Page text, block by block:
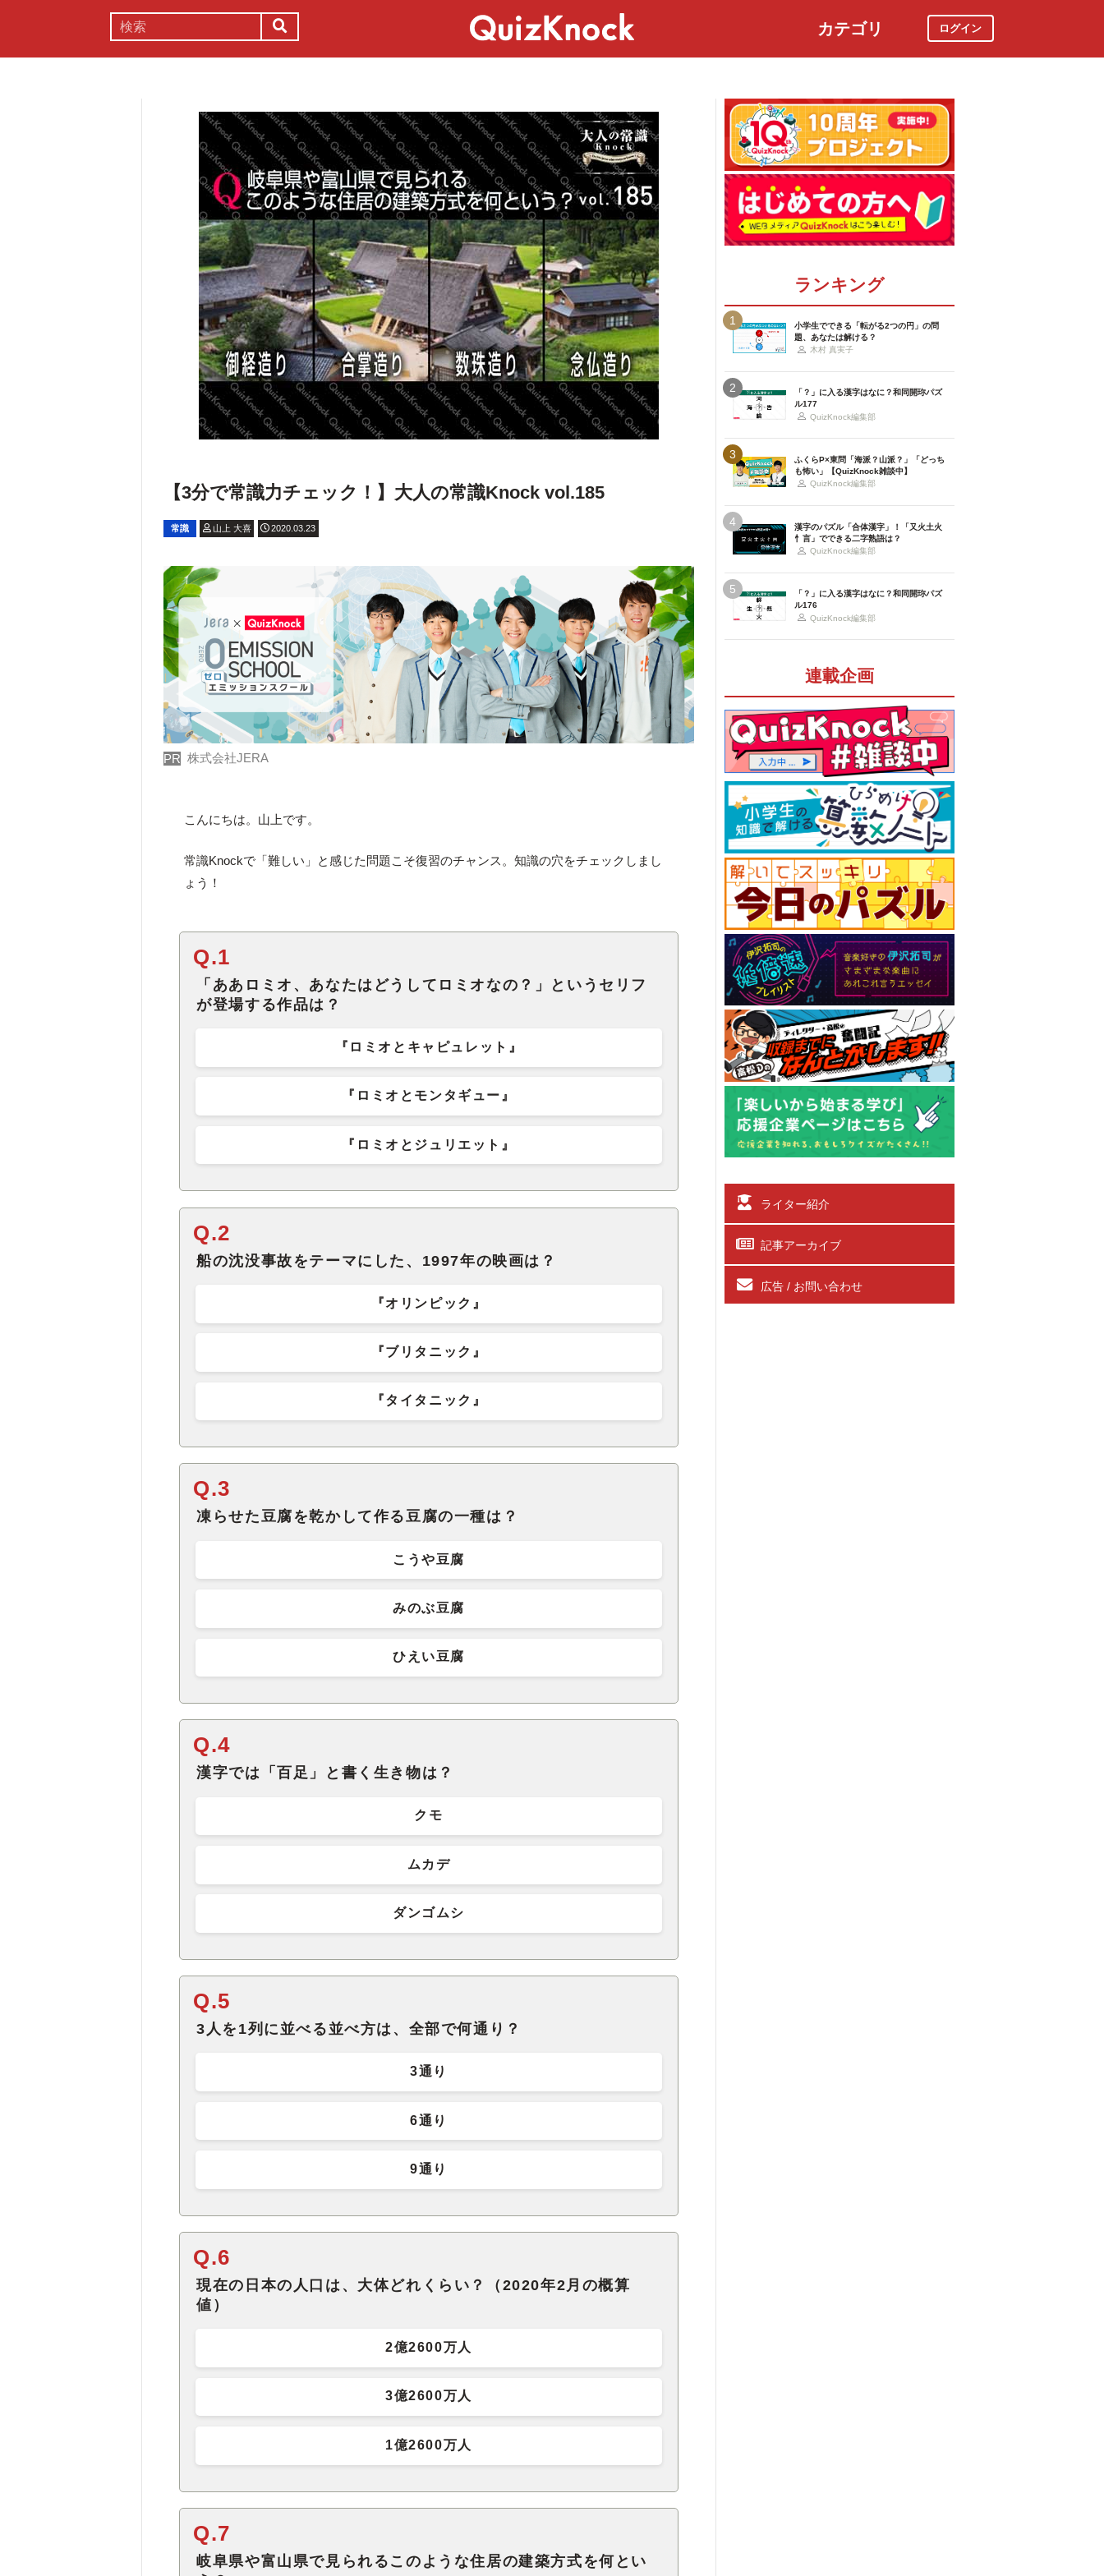
カテゴリ ログイン
【3分で常識力チェック！】大人の常識Knock vol.185
常識 山上 大喜 2020.03.23
PR 株式会社JERA
こんにちは。山上です。
常識Knockで「難しい」と感じた問題こそ復習のチャンス。知識の穴をチェックしまし
ょう！
Q.1
「ああロミオ、あなたはどうしてロミオなの？」というセリフ
が登場する作品は？
『ロミオとキャピュレット』
『ロミオとモンタギュー』
『ロミオとジュリエット』
Q.2
船の沈没事故をテーマにした、1997年の映画は？
『オリンピック』
『ブリタニック』
『タイタニック』
Q.3
凍らせた豆腐を乾かして作る豆腐の一種は？
こうや豆腐
みのぶ豆腐
ひえい豆腐
Q.4
漢字では「百足」と書く生き物は？
クモ
ムカデ
ダンゴムシ
Q.5
3人を1列に並べる並べ方は、全部で何通り？
3通り
6通り
9通り
Q.6
現在の日本の人口は、大体どれくらい？（2020年2月の概算
値）
2億2600万人
3億2600万人
1億2600万人
Q.7
岐阜県や富山県で見られるこのような住居の建築方式を何とい
ランキング
1
小学生でできる「転がる2つの円」の問
題、あなたは解ける？
木村 真実子
2
「？」に入る漢字はなに？和同開珎パズ
ル177
QuizKnock編集部
3
ふくらP×東問「海派？山派？」「どっち
も怖い」【QuizKnock雑談中】
QuizKnock編集部
4
漢字のパズル「合体漢字」！「又火土火
忄言」でできる二字熟語は？
QuizKnock編集部
5
「？」に入る漢字はなに？和同開珎パズ
ル176
QuizKnock編集部
連載企画
ライター紹介
記事アーカイブ
広告 / お問い合わせ